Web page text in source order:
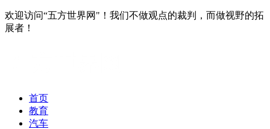
欢迎访问“五方世界网"！我们不做观点的裁判，而做视野的拓
展者！
首页
教育
汽车